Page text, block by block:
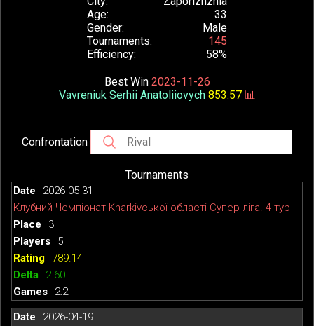
Age
33
Gender
Male
Tournaments
145
Efficiency
58%
Best Win 2023-11-26
Vavreniuk Serhii Anatoliiovych 853.57 📊
Confrontation
Tournaments
2026-05-31
Клубний Чемпіонат Kharkivської області Супер ліга. 4 тур
3
5
789.14
2.60
2:2
2026-04-19